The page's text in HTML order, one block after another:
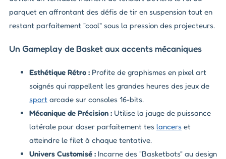
parquet en affrontant des défis de tir en suspension tout en
restant parfaitement "cool" sous la pression des projecteurs.
Un Gameplay de Basket aux accents mécaniques
Esthétique Rétro : Profite de graphismes en pixel art
soignés qui rappellent les grandes heures des jeux de
sport arcade sur consoles 16-bits.
Mécanique de Précision : Utilise la jauge de puissance
latérale pour doser parfaitement tes lancers et
atteindre le filet à chaque tentative.
Univers Customisé : Incarne des "Basketbots" au design